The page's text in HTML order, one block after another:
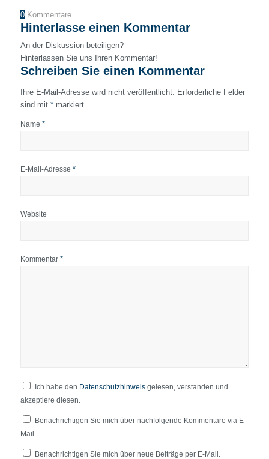
0 Kommentare
Hinterlasse einen Kommentar
An der Diskussion beteiligen?
Hinterlassen Sie uns Ihren Kommentar!
Schreiben Sie einen Kommentar
Ihre E-Mail-Adresse wird nicht veröffentlicht. Erforderliche Felder
sind mit *markiert
Name *
E-Mail-Adresse *
Website
Kommentar *
Ich habe den Datenschutzhinweisgelesen, verstanden und
akzeptiere diesen.
Benachrichtigen Sie mich über nachfolgende Kommentare via E-
Mail.
Benachrichtigen Sie mich über neue Beiträge per E-Mail.